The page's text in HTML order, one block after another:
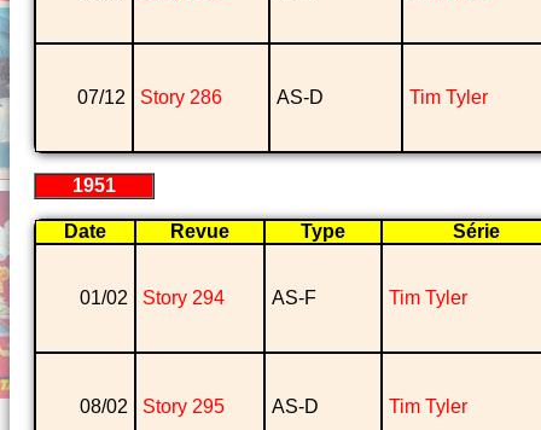
07/12 Story 286 AS-D Tim Tyler
1951
Date Revue Type Série
01/02 Story 294 AS-F Tim Tyler
08/02 Story 295 AS-D Tim Tyler